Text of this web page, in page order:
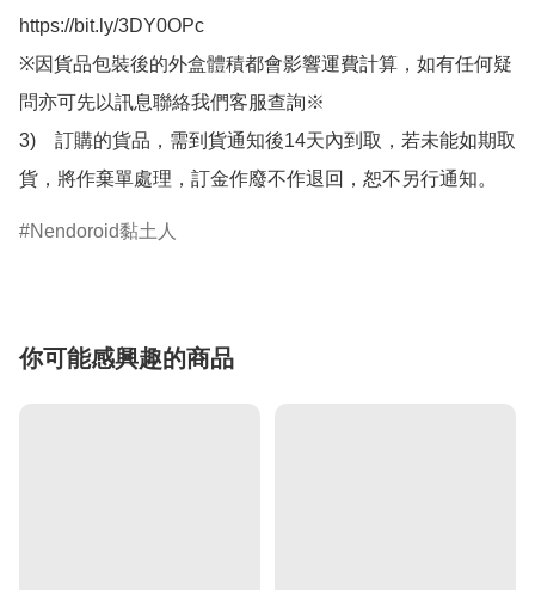
https://bit.ly/3DY0OPc
※因貨品包裝後的外盒體積都會影響運費計算，如有任何疑
問亦可先以訊息聯絡我們客服查詢※
3)　訂購的貨品，需到貨通知後14天內到取，若未能如期取
貨，將作棄單處理，訂金作廢不作退回，恕不另行通知。
Nendoroid黏土人
你可能感興趣的商品